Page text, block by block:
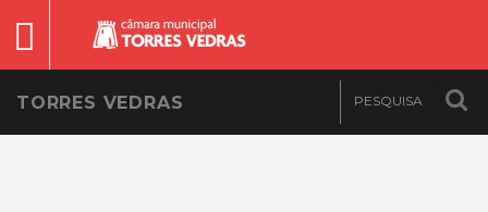
TORRES VEDRAS